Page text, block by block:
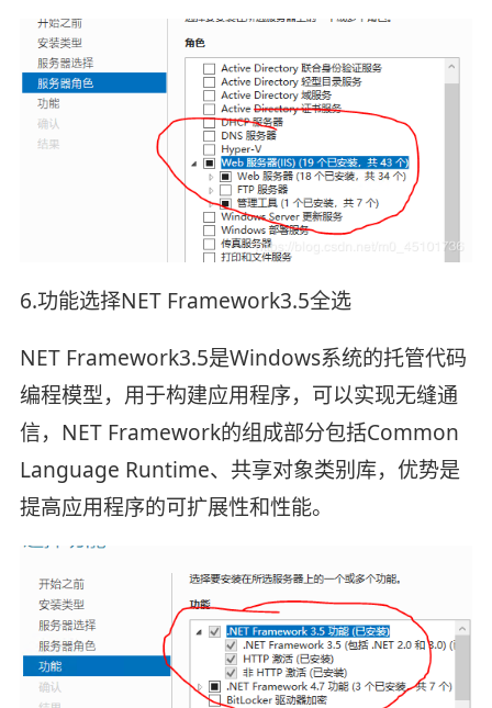
6.功能选择NET Framework3.5全选
NET Framework3.5是Windows系统的托管代码
编程模型，用于构建应用程序，可以实现无缝通
信，NET Framework的组成部分包括Common
Language Runtime、共享对象类别库，优势是
提高应用程序的可扩展性和性能。